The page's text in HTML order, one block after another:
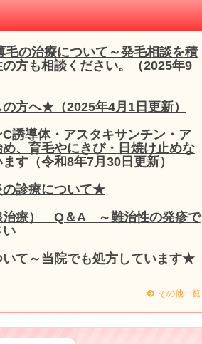
の治療について～発毛相談を積
方も相談ください。（2025年9
方へ★（2025年4月1日更新）
誘導体・アスタキサンチン・ア
、育毛やにきび・日焼け止めな
す（令和8年7月30日更新）
診療について★
治療） Q＆A ～難治性の発疹で
い
て～当院でも処方しています★
その他一覧